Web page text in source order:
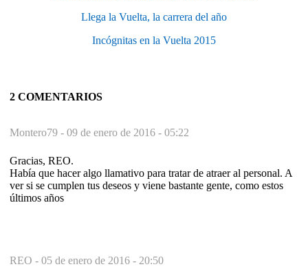
Llega la Vuelta, la carrera del año
Incógnitas en la Vuelta 2015
2 COMENTARIOS
Montero79 - 09 de enero de 2016 - 05:22
Gracias, REO.
Había que hacer algo llamativo para tratar de atraer al personal. A
ver si se cumplen tus deseos y viene bastante gente, como estos
últimos años
REO - 05 de enero de 2016 - 20:50